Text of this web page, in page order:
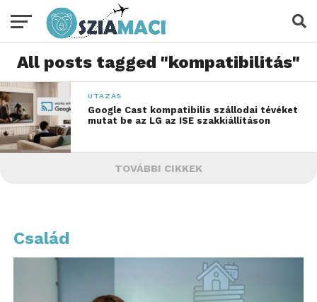
All posts tagged "kompatibilitás"
UTAZÁS
Google Cast kompatibilis szállodai tévéket
mutat be az LG az ISE szakkiállításon
TOVÁBBI CIKKEK
Család